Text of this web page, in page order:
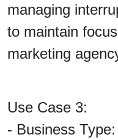
managing
to maintain
marketing
Use Case 3:
- Business